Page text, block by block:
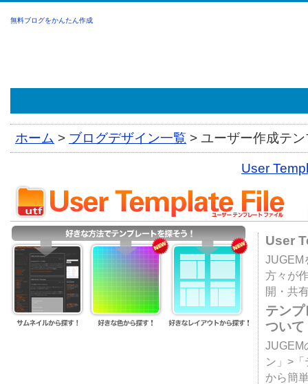
無料ブログをかんたん作成
ホーム > ブログデザイン一覧 > ユーザー作成テ
User
User
JUGEM
方々が
開・共
テン
ついて
JUGEM
ン」>
から簡